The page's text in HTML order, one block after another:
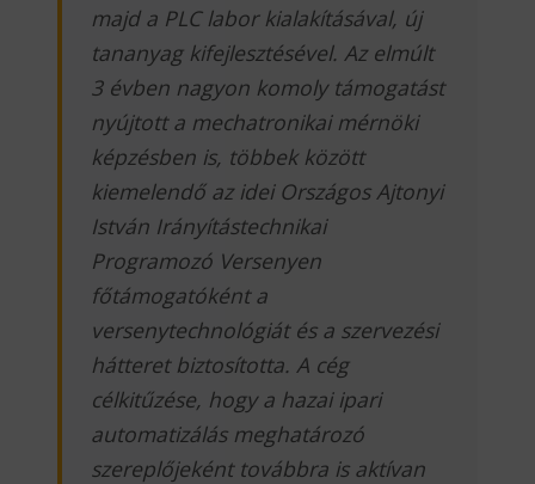
majd a PLC labor kialakításával, új
tananyag kifejlesztésével. Az elmúlt
3 évben nagyon komoly támogatást
nyújtott a mechatronikai mérnöki
képzésben is, többek között
kiemelendő az idei Országos Ajtonyi
István Irányítástechnikai
Programozó Versenyen
főtámogatóként a
versenytechnológiát és a szervezési
hátteret biztosította. A cég
célkitűzése, hogy a hazai ipari
automatizálás meghatározó
szereplőjeként továbbra is aktívan